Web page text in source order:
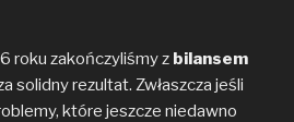
roku zakończyliśmy z bilansem
solidny rezultat. Zwłaszcza jeśli
które jeszcze niedawno